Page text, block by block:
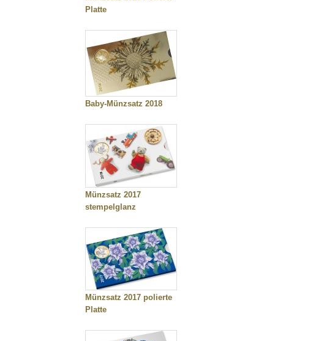
Platte
Baby-Münzsatz 2018
Münzsatz 2017
stempelglanz
Münzsatz 2017 polierte
Platte